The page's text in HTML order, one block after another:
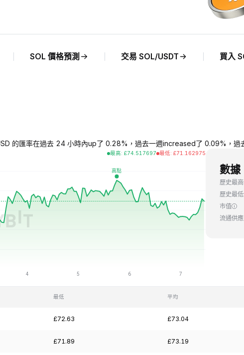
SOL 價格預測 交易 SOL/USDT 買入
的匯率在過去 24 小時內up了 0.28%，過去一週increased了 0.09%，
最高: £74.517697 最低: £71.162975
數據
歷史最
歷史最
市值
流通供
最低 平均
£72.63 £73.04
£71.89 £73.19